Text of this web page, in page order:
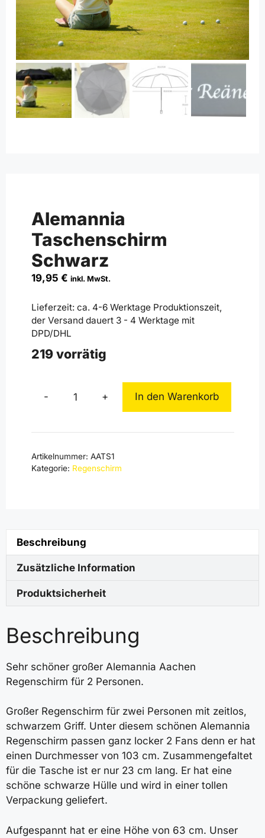
Alemannia
Taschenschirm
Schwarz
19,95 € inkl. MwSt.
Lieferzeit: ca. 4-6 Werktage Produktionszeit,
der Versand dauert 3 - 4 Werktage mit
DPD/DHL
219 vorrätig
-
Alemannia
Schwarz
+ In den Warenkorb
Artikelnummer: AATS1
Kategorie: Regenschirm
Beschreibung
Zusätzliche Information
Produktsicherheit
Beschreibung
Sehr schöner großer Alemannia Aachen
Regenschirm für 2 Personen.
Großer Regenschirm für zwei Personen mit zeitlos,
schwarzem Griff. Unter diesem schönen Alemannia
Regenschirm passen ganz locker 2 Fans denn er hat
einen Durchmesser von 103 cm. Zusammengefaltet
für die Tasche ist er nur 23 cm lang. Er hat eine
schöne schwarze Hülle und wird in einer tollen
Verpackung geliefert.
Aufgespannt hat er eine Höhe von 63 cm. Unser